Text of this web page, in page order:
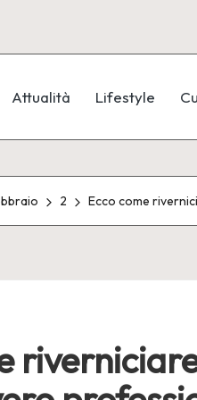
Attualità Lifestyle
2 Ecco come